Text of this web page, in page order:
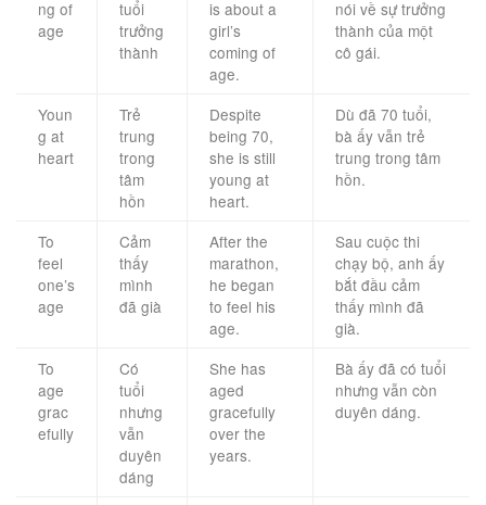
ng of
age
tuổi
trưởng
thành
is about a
girl’s
coming of
age.
nói về sự trưởng
thành của một
cô gái.
Youn
g at
heart
Trẻ
trung
trong
tâm
hồn
Despite
being 70,
she is still
young at
heart.
Dù đã 70 tuổi,
bà ấy vẫn trẻ
trung trong tâm
hồn.
To
feel
one’s
age
Cảm
thấy
mình
đã già
After the
marathon,
he began
to feel his
age.
Sau cuộc thi
chạy bộ, anh ấy
bắt đầu cảm
thấy mình đã
già.
To
age
grac
efully
Có
tuổi
nhưng
vẫn
duyên
dáng
She has
aged
gracefully
over the
years.
Bà ấy đã có tuổi
nhưng vẫn còn
duyên dáng.